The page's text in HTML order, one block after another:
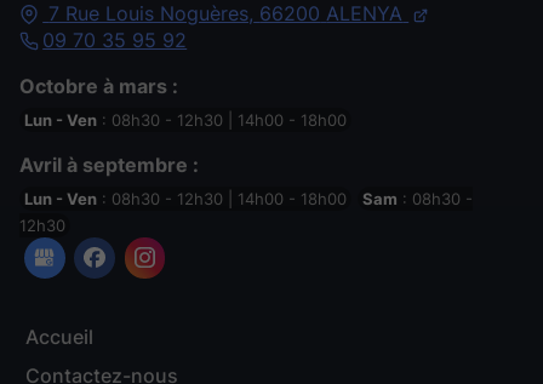
7 Rue Louis Noguères, 66200 ALENYA
09 70 35 95 92
Octobre à mars :
Lun - Ven : 08h30 - 12h30 | 14h00 - 18h00
Avril à septembre :
Lun - Ven : 08h30 - 12h30 | 14h00 - 18h00 Sam : 08h30 -
12h30
Accueil
Contactez-nous